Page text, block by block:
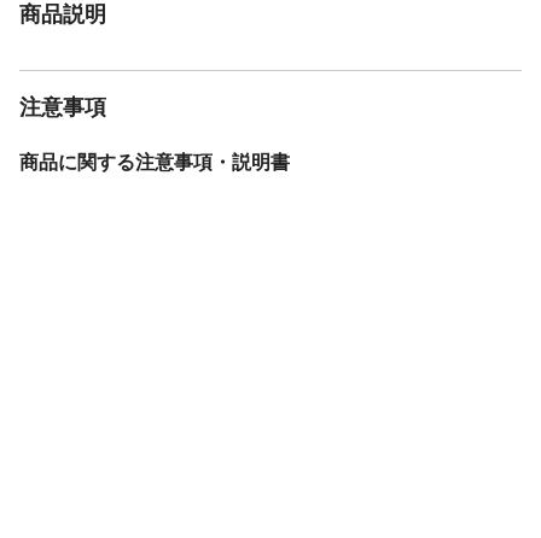
商品説明
注意事項
商品に関する注意事項・説明書